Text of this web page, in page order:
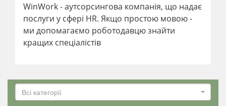
WinWork - аутсорсингова компанія, що надає
послуги у сфері HR. Якщо простою мовою -
ми допомагаємо роботодавцю знайти
кращих спеціалістів
Всі категорії